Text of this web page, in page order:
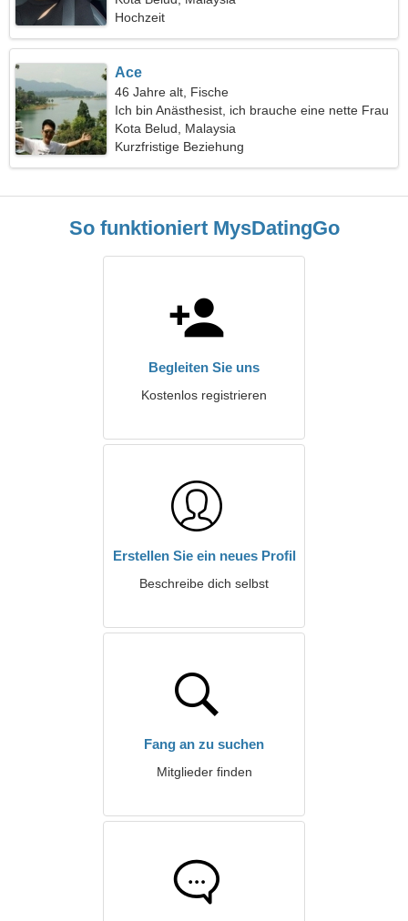
Hochzeit
Ace
46 Jahre alt, Fische
Ich bin Anästhesist, ich brauche eine nette Frau
Kota Belud, Malaysia
Kurzfristige Beziehung
So funktioniert MysDatingGo
Begleiten Sie uns
Kostenlos registrieren
Erstellen Sie ein neues Profil
Beschreibe dich selbst
Fang an zu suchen
Mitglieder finden